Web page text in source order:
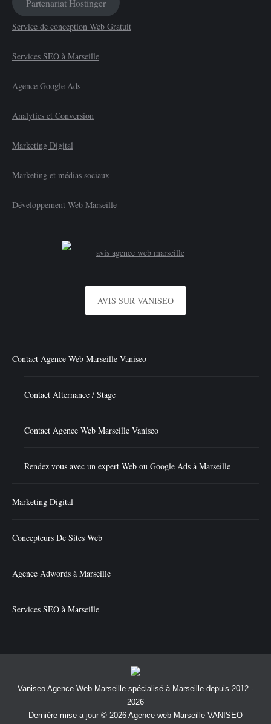
Service de conception Web Gratuit
Services SEO à Marseille
Agence Google Ads
Analytics et Conversion
Marketing Digital
Marketing et médias sociaux
Développement Web Marseille
AVIS SUR VANISEO
Contact Agence Web Marseille Vaniseo
Contact Alternance / Stage
Contact Agence Web Marseille Vaniseo
Rendez vous avec un expert Web ou Google Ads à Marseille
Marketing Digital
Concepteurs De Sites Web
Agence Adwords à Marseille
Services SEO à Marseille
Vaniseo Agence Web Marseille spécialisé à Marseille depuis 2012 -
2026
Dernière mise a jour © 2026 Agence web Marseille VANISEO